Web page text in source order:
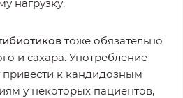
нагрузку.
тоже обязательно
и сахара. Употребление
к кандидозным
у некоторых пациентов,